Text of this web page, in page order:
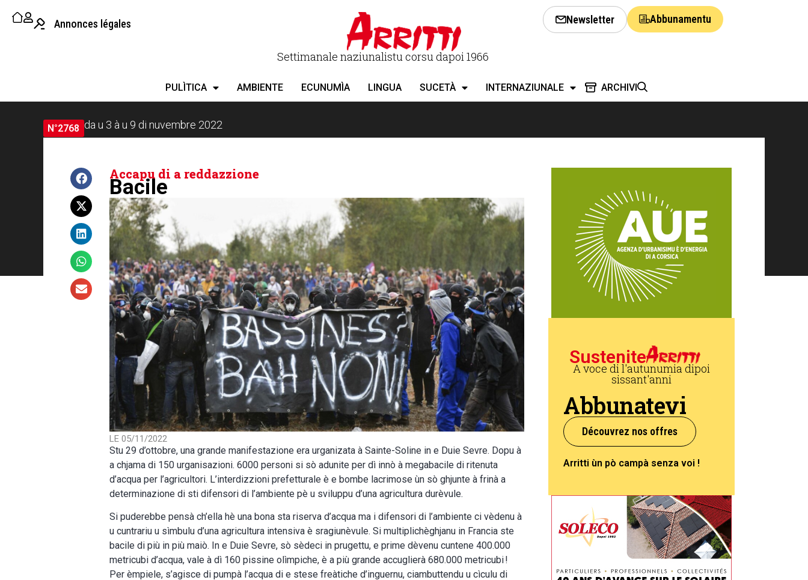
Annonces légales
Settimanale naziunalistu corsu dapoi 1966
Newsletter Abbunamentu
PULÌTICA AMBIENTE ECUNUMÌA LINGUA SUCETÀ INTERNAZIUNALE ARCHIVI
N°2768 da u 3 à u 9 di nuvembre 2022
Accapu di a reddazzione
Bacile
LE 05/11/2022
Stu 29 d’ottobre, una grande manifestazione era urganizata à Sainte-Soline in e Duie Sevre. Dopu à
a chjama di 150 urganisazioni. 6000 personi si sò adunite per dì innò à megabacile di ritenuta
d’acqua per l’agricultori. L’interdizzioni prefetturale è e bombe lacrimose ùn sò ghjunte à frinà a
determinazione di sti difensori di l’ambiente pè u sviluppu d’una agricultura durèvule.
Si puderebbe pensà ch’ella hè una bona sta riserva d’acqua ma i difensori di l’ambiente ci vèdenu à
u cuntrariu u sìmbulu d’una agricultura intensiva è sragiunèvule. Si multiplichèghjanu in Francia ste
bacile di più in più maiò. In e Duie Sevre, sò sèdeci in prugettu, e prime dèvenu cuntene 400.000
metricubi d’acqua, vale à dì 160 pissine olìmpiche, è a più grande accuglierà 680.000 metricubi !
Per èmpiele, s’agisce di pumpà l’acqua di e stese freàtiche d’inguernu, ciambuttendu u cìculu di
Sustenite
A voce di l'autunumia dipoi
sissant'anni
Abbunatevi
Découvrez nos offres
Arritti ùn pò campà senza voi !